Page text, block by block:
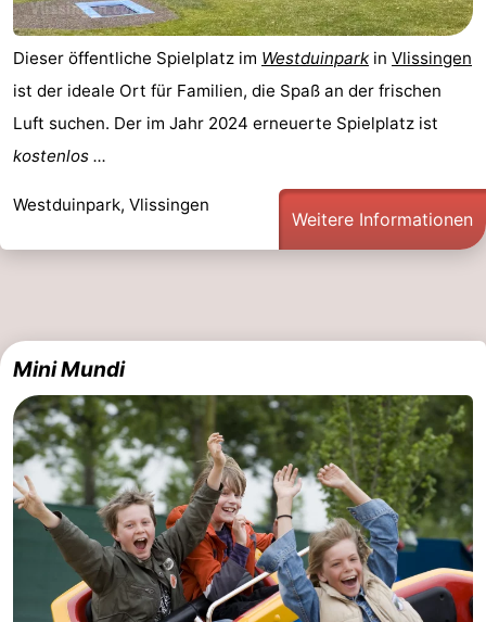
Spielplätze
Bowling
Wellness-
&
Natur
Radfahren
-
Wandern
-
Reiten
-
Golfplatze
-
Sportangeln
Veranstaltungen
Dieser öffentliche Spielplatz im Westduinpark in Vlissingen
ist der ideale Ort für Familien, die Spaß an der frischen
Luft suchen. Der im Jahr 2024 erneuerte Spielplatz ist
kostenlos ...
Westduinpark, Vlissingen
Weitere Informationen
Mini Mundi